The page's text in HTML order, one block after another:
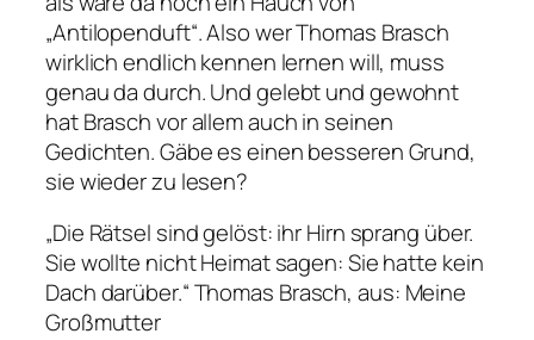
„Antilopenduft“. Also wer Thomas Brasch
wirklich endlich kennen lernen will, muss
genau da durch. Und gelebt und gewohnt
hat Brasch vor allem auch in seinen
Gedichten. Gäbe es einen besseren Grund,
sie wieder zu lesen?
„Die Rätsel sind gelöst: ihr Hirn sprang über.
Sie wollte nicht Heimat sagen: Sie hatte kein
Dach darüber.“Thomas Brasch, aus: Meine
Großmutter